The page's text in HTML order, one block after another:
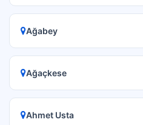
Ağabey
Ağaçkese
Ahmet Usta